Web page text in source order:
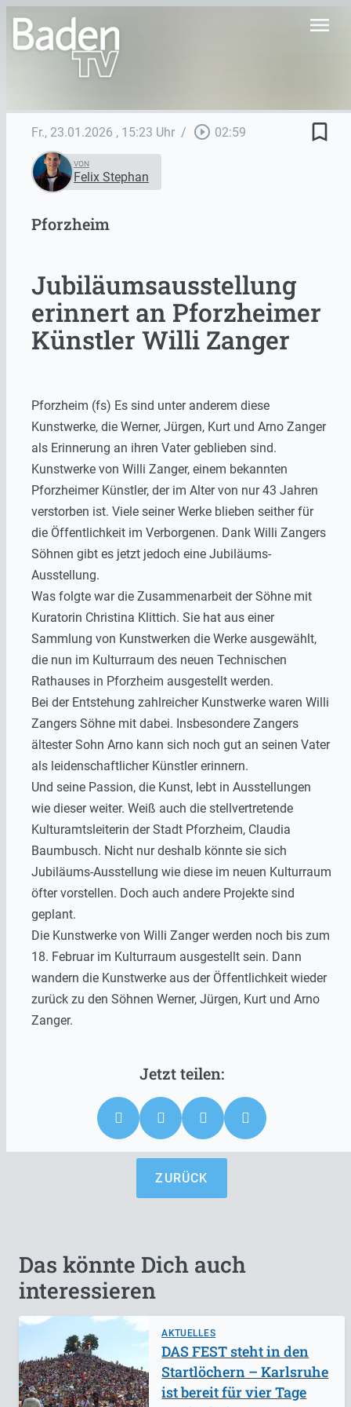
menu
Fr., 23.01.2026 , 15:23 Uhr / play_circle_outline 02:59 bookmark_border
VON
Felix Stephan
Pforzheim
Jubiläumsausstellung
erinnert an Pforzheimer
Künstler Willi Zanger
Pforzheim (fs) Es sind unter anderem diese
Kunstwerke, die Werner, Jürgen, Kurt und Arno Zanger
als Erinnerung an ihren Vater geblieben sind.
Kunstwerke von Willi Zanger, einem bekannten
Pforzheimer Künstler, der im Alter von nur 43 Jahren
verstorben ist. Viele seiner Werke blieben seither für
die Öffentlichkeit im Verborgenen. Dank Willi Zangers
Söhnen gibt es jetzt jedoch eine Jubiläums-
Ausstellung.
Was folgte war die Zusammenarbeit der Söhne mit
Kuratorin Christina Klittich. Sie hat aus einer
Sammlung von Kunstwerken die Werke ausgewählt,
die nun im Kulturraum des neuen Technischen
Rathauses in Pforzheim ausgestellt werden.
Bei der Entstehung zahlreicher Kunstwerke waren Willi
Zangers Söhne mit dabei. Insbesondere Zangers
ältester Sohn Arno kann sich noch gut an seinen Vater
als leidenschaftlicher Künstler erinnern.
Und seine Passion, die Kunst, lebt in Ausstellungen
wie dieser weiter. Weiß auch die stellvertretende
Kulturamtsleiterin der Stadt Pforzheim, Claudia
Baumbusch. Nicht nur deshalb könnte sie sich
Jubiläums-Ausstellung wie diese im neuen Kulturraum
öfter vorstellen. Doch auch andere Projekte sind
geplant.
Die Kunstwerke von Willi Zanger werden noch bis zum
18. Februar im Kulturraum ausgestellt sein. Dann
wandern die Kunstwerke aus der Öffentlichkeit wieder
zurück zu den Söhnen Werner, Jürgen, Kurt und Arno
Zanger.
ZURÜCK
Das könnte Dich auch
interessieren
AKTUELLES
DAS FEST steht in den
Startlöchern – Karlsruhe
ist bereit für vier Tage